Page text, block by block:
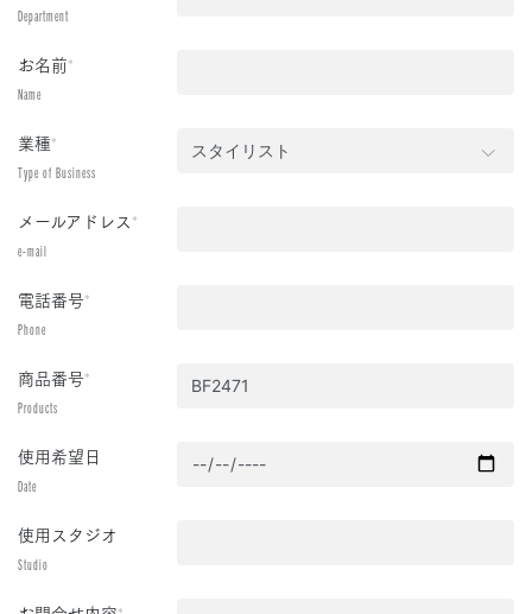
Department
お名前*
Name
業種*
Type of Business
メールアドレス*
e-mail
電話番号*
Phone
商品番号*
Products
使用希望日
Date
使用スタジオ
Studio